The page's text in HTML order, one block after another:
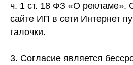
ч. 1 ст. 18 ФЗ «О рекламе».
сайте ИП в сети Интернет
галочки.
3. Согласие является